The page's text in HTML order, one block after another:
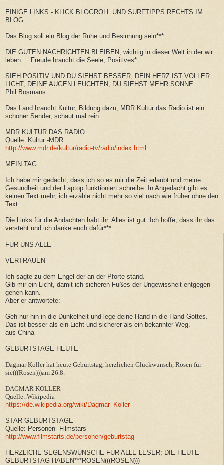
EINIGE LINKS - KLICK BLOGROLL UND SURFTIPPS RECHTS IM
BLOG.
Das Blog soll ein Blog der Ruhe und Besinnung sein***
DIE GUTEN NACHRICHTEN BLEIBEN; wichtig in dieser Welt in der wir
leben ....Freude braucht die Seele, Positives*
SIEH POSITIV UND DU SIEHST BESSER; DEIN HERZ IST VOLLER
LICHT; DEINE AUGEN LEUCHTEN; DU SIEHST MEHR SONNE.
Phil Bosmans
Das Land braucht Kultur, Bildung dazu, MDR Kultur das Radio ist ein
schöner Sender, schaut mal rein.
MDR KULTUR DAS RADIO
Quelle: Kultur -MDR
http://www.mdr.de/kultur/radio-tv/radio/index.html
MEIN TAG
Ich habe mir gedacht, dass ich so es mir die Zeit erlaubt und meine
Gesundheit und der Laptop funktioniert schreibe. In Angedacht gibt es
keinen Text mehr, ich erzähle nicht mehr so viel nach wie früher ohne den
Text.
Die Links für die Andachten habt ihr. Alles ist gut. Ich hoffe, dass ihr das
versteht und ich danke euch dafür***
FÜR UNS ALLE
VERTRAUEN
Ich sagte zu dem Engel der an der Pforte stand.
Gib mir ein Licht, damit ich sicheren Fußes der Ungewissheit entgegen
gehen kann.
Aber er antwortete:
Geh nur hin in die Dunkelheit und lege deine Hand in die Hand Gottes.
Das ist besser als ein Licht und sicherer als ein bekannter Weg.
aus China
GEBURTSTAGE HEUTE
Dagmar Koller hat heute Geburtstag, herzlichen Glückwunsch, Rosen für
sie(((Rosen)))am 26.8.
DAGMAR KOLLER
Quelle:.Wikipedia
https://de.wikipedia.org/wiki/Dagmar_Koller
STAR-GEBURTSTAGE
Quelle: Personen- Filmstars
http://www.filmstarts.de/personen/geburtstag
HERZLICHE SEGENSWÜNSCHE FÜR ALLE LESER; DIE HEUTE
GEBURTSTAG HABEN***ROSEN(((ROSEN)))